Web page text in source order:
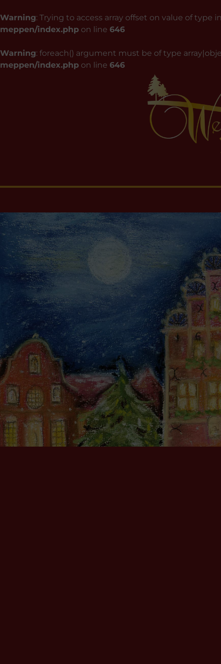
Warning: Trying to access array offset on value of type
meppen/index.php on line 646
Warning: foreach() argument must be of type
meppen/index.php on line 646